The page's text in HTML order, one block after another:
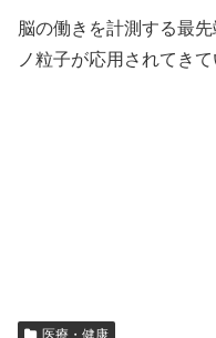
脳の働きを計測する最
ノ粒子が応用されてきて
医療・健康